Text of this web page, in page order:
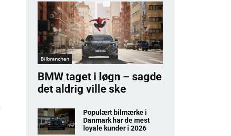
Bilbranchen
BMW taget i løgn – sagde
det aldrig ville ske
Populært bilmærke i
Danmark har de mest
loyale kunder i 2026